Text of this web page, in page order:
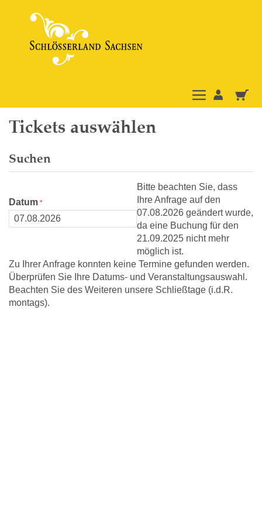
Tickets auswählen
Suchen
Datum
Bitte beachten Sie, dass
Ihre Anfrage auf den
07.08.2026 geändert wurde,
da eine Buchung für den
21.09.2025 nicht mehr
möglich ist.
Zu Ihrer Anfrage konnten keine Termine gefunden werden.
Überprüfen Sie Ihre Datums- und Veranstaltungsauswahl.
Beachten Sie des Weiteren unsere Schließtage (i.d.R.
montags).